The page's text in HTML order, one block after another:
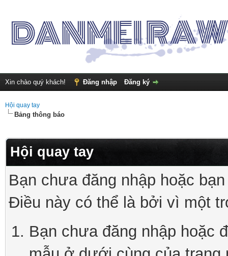
Xin chào quý khách! Đăng nhập Đăng ký
Hội quay tay
Bảng thông báo
Hội quay tay
Bạn chưa đăng nhập hoặc
Điều này có thể là bởi vì một
Bạn chưa đăng nhập hoặc